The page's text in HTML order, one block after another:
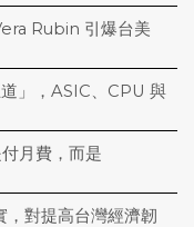
Rubin 引爆台美
」，ASIC、CPU 與
月費，而是
，對提高台灣經濟韌